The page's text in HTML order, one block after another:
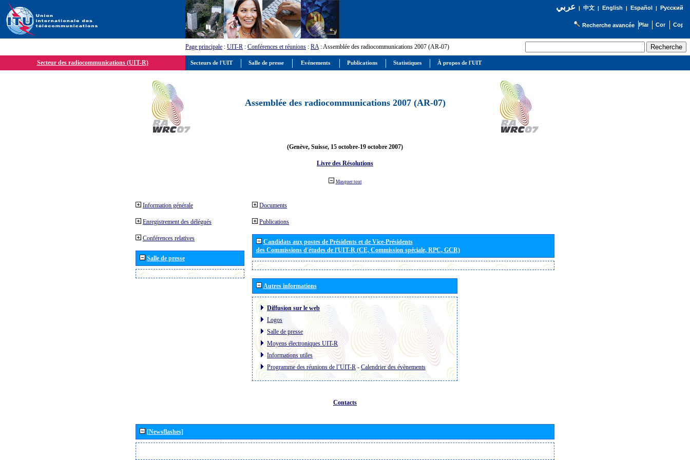
عربي| 中文| English | Español | Русский
Recherche avancée
Page principale : UIT-R : Conférences et réunions : RA: Assemblée des radiocommunications 2007 (AR-07)
Secteur des radiocommunications (UIT-R)
Assemblée des radiocommunications 2007 (AR-07)
(Genève, Suisse, 15 octobre-19 octobre 2007)
Livre des Résolutions
Masquer tout
Information générale
Enregistrement des délégués
Conférences relatives
Salle de presse
Documents
Publications
Candidats aux postes de Présidents et de Vice-Présidents
des Commissions d'études de l'UIT-R (CE, Commission spéciale, RPC, GCR)
Autres informations
Diffusion sur le web
Logos
Salle de presse
Moyens électroniques UIT-R
Informations utiles
Programme des réunions de l´UIT-R- Calendrier des évènements
Contacts
[Newsflashes]
Secteurs de l'UIT Salle de presse Evénements Publications Statistiques À propos de l'UIT